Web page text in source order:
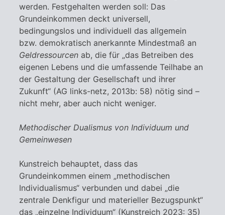
werden. Festgehalten werden soll: Das
Grundeinkommen deckt universell,
bedingungslos und individuell das allgemein
bzw. demokratisch anerkannte Mindestmaß an
Geldressourcen ab, die für „das Betreiben des
eigenen Lebens und die umfassende Teilhabe an
der Gestaltung der Gesellschaft und ihrer
Zukunft“ (AG links-netz, 2013b: 58) nötig sind –
nicht mehr, aber auch nicht weniger.
Methodischer Dualismus von Individuum und
Gemeinwesen
Kunstreich behauptet, dass das
Grundeinkommen einem „methodischen
Individualismus“ verbunden und dabei „die
zentrale Denkfigur und materieller Bezugspunkt“
das „einzelne Individuum“ (Kunstreich 2023: 35)